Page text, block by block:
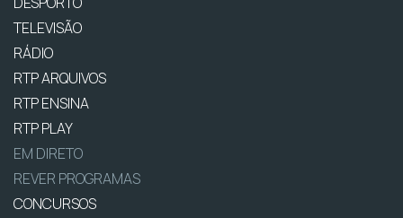
TELEVISÃO
RÁDIO
RTP ARQUIVOS
RTP ENSINA
RTP PLAY
EM DIRETO
REVER PROGRAMAS
CONCURSOS